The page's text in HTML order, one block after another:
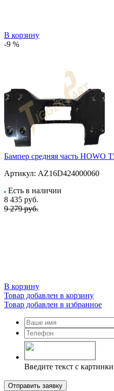
В корзину
-9 %
Бампер средняя часть HOWO
Артикул: AZ16D424000060
Есть в наличии
8 435 руб.
9 279 руб.
В корзину
Товар добавлен в корзину
Товар добавлен в избранное
Введите текст с
Отправить заявку